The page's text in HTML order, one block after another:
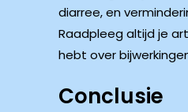
diarree, en
Raadpleeg altijd je
hebt over
Conclusie